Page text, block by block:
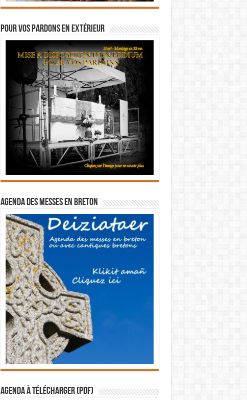
Pour vos pardons en extérieur
Agenda des messes en breton
Agenda à télécharger (PDF)